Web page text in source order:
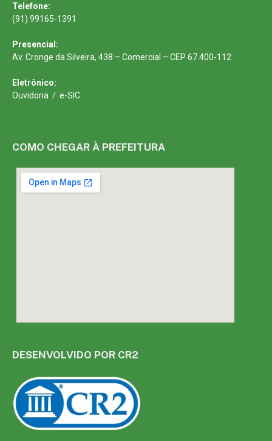
Telefone:
(91) 99165-1391
Presencial:
Av. Cronge da Silveira, 438 – Comercial – CEP 67.400-112
Eletrônico:
Ouvidoria / e-SIC
COMO CHEGAR À PREFEITURA
DESENVOLVIDO POR CR2